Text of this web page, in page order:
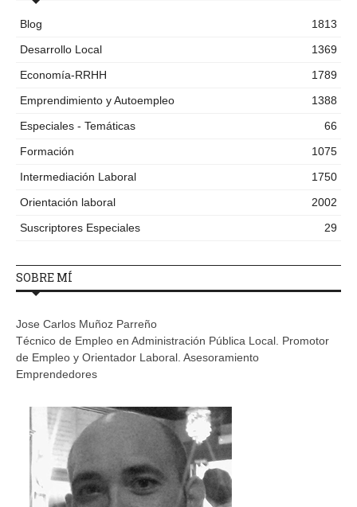
Blog
1813
Desarrollo Local
1369
Economía-RRHH
1789
Emprendimiento y Autoempleo
1388
Especiales - Temáticas
66
Formación
1075
Intermediación Laboral
1750
Orientación laboral
2002
Suscriptores Especiales
29
SOBRE MÍ
Jose Carlos Muñoz Parreño
Técnico de Empleo en Administración Pública Local. Promotor
de Empleo y Orientador Laboral. Asesoramiento
Emprendedores